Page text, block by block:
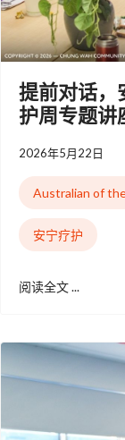
提前对话，
护周专题讲
2026年5月22日
Australian of
安宁疗护
阅读全文 ...